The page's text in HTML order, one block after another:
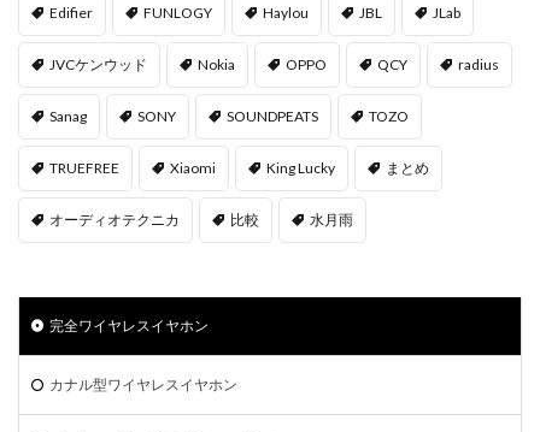
Edifier FUNLOGY Haylou JBL JLab
JVCケンウッド Nokia OPPO QCY radius
Sanag SONY SOUNDPEATS TOZO
TRUEFREE Xiaomi ‎King Lucky まとめ
オーディオテクニカ 比較 水月雨
完全ワイヤレスイヤホン
カナル型ワイヤレスイヤホン